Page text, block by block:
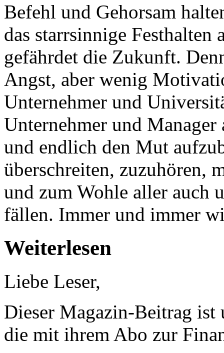
Befehl und Gehorsam
das starrsinnige Festhalten
gefährdet die Zukunft.
Angst, aber wenig
Unternehmer und
Unternehmer und
und endlich den Mut
überschreiten, zuzuhören,
und zum Wohle aller auch
fällen. Immer und immer
Weiterlesen
Liebe Leser,
Dieser Magazin-Beitrag ist
die mit ihrem Abo zur